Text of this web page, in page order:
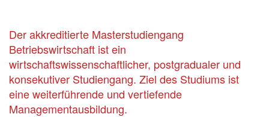
Der akkreditierte Masterstudiengang
Betriebswirtschaft ist ein
wirtschaftswissenschaftlicher, postgradualer und
konsekutiver Studiengang. Ziel des Studiums ist
eine weiterführende und vertiefende
Managementausbildung.